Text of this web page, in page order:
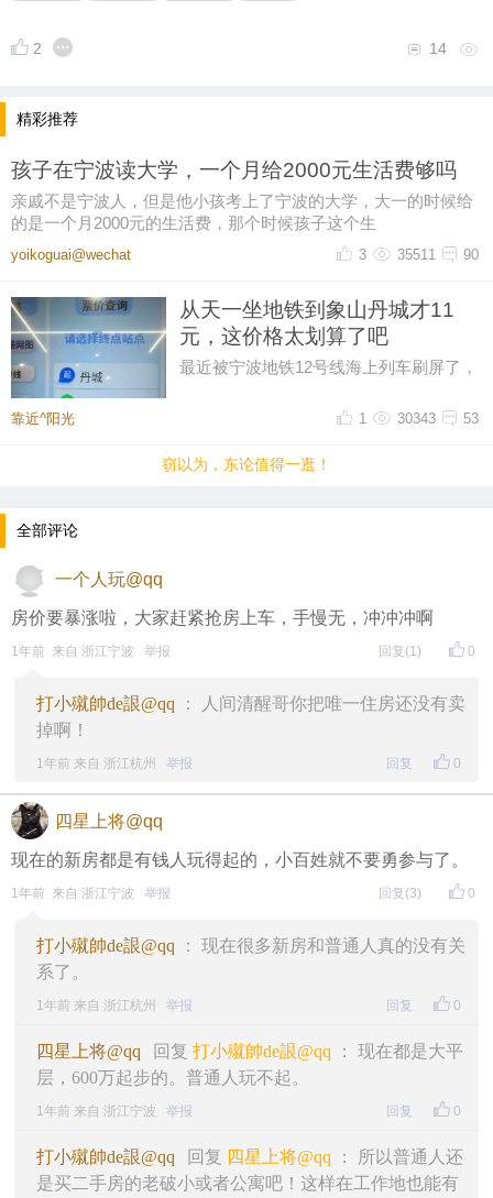
2 14
精彩推荐
孩子在宁波读大学，一个月给2000元生活费够吗
亲戚不是宁波人，但是他小孩考上了宁波的大学，大一的时候给
的是一个月2000元的生活费，那个时候孩子这个生
yoikoguai@wechat 90
35511
3
从天一坐地铁到象山丹城才11
元，这价格太划算了吧
最近被宁波地铁12号线海上列车刷屏了，
从天一广场坐到象山丹城是11晕
靠近^阳光 53
30343
1
窃以为，东论值得一逛！
全部评论
一个人玩@qq
房价要暴涨啦，大家赶紧抢房上车，手慢无，冲冲冲啊
0
1年前 来自 浙江宁波 举报 回复 (1)
打小殧帥de詪@qq ： 人间清醒哥你把唯一住房还没有卖
掉啊！
0
1年前 来自 浙江杭州 举报 回复
四星上将@qq
现在的新房都是有钱人玩得起的，小百姓就不要勇参与了。
0
1年前 来自 浙江宁波 举报 回复 (3)
打小殧帥de詪@qq ： 现在很多新房和普通人真的没有关
系了。
0
1年前 来自 浙江杭州 举报 回复
四星上将@qq 回复 打小殧帥de詪@qq ： 现在都是大平
层，600万起步的。普通人玩不起。
0
1年前 来自 浙江宁波 举报 回复
打小殧帥de詪@qq 回复 四星上将@qq ： 所以普通人还
是买二手房的老破小或者公寓吧！这样在工作地也能有